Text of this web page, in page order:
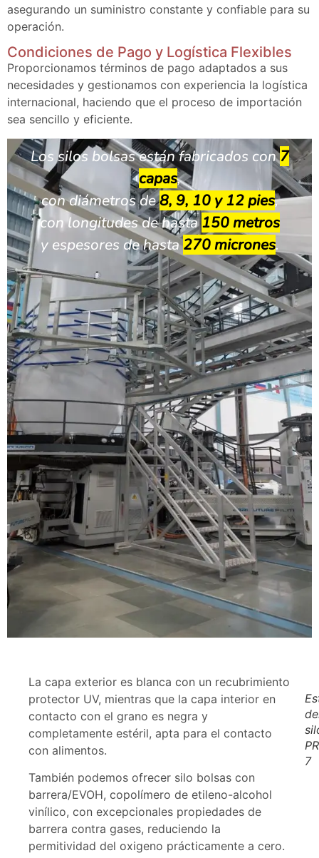
asegurando un suministro constante y confiable para su
operación.
Condiciones de Pago y Logística Flexibles
Proporcionamos términos de pago adaptados a sus
necesidades y gestionamos con experiencia la logística
internacional, haciendo que el proceso de importación
sea sencillo y eficiente.
Los silos bolsas están fabricados con7
capas,
con diámetros de8, 9, 10 y 12 pies,
con longitudes de hasta150 metros
y espesores de hasta270 micrones.
La capa exterior es blanca con un recubrimiento
protector UV, mientras que la capa interior en
contacto con el grano es negra y
completamente estéril, apta para el contacto
con alimentos.
También podemos ofrecer silo bolsas con
barrera/EVOH, copolímero de etileno-alcohol
vinílico, con excepcionales propiedades de
barrera contra gases, reduciendo la
permitividad del oxigeno prácticamente a cero.
7